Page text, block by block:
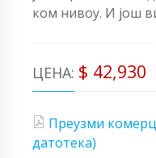
ком нивоу. И још
ЦЕНА: $ 42,930
Преузми
датотека)